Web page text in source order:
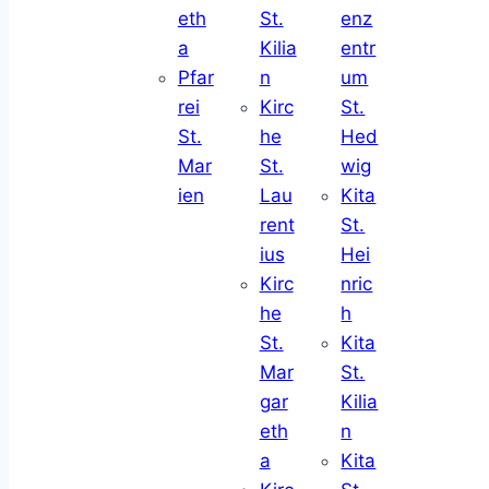
eth
a
Pfar
rei
St.
Mar
ien
St.
Kilia
n
Kirc
he
St.
Lau
rent
ius
Kirc
he
St.
Mar
gar
eth
a
enz
entr
um
St.
Hed
wig
Kita
St.
Hei
nric
h
Kita
St.
Kilia
n
Kita